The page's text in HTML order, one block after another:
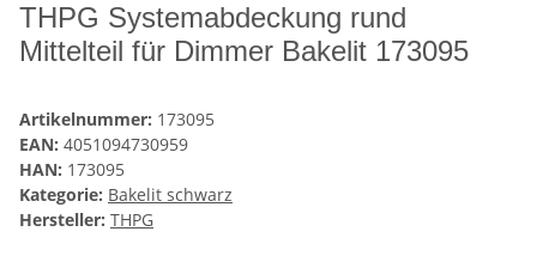
THPG Systemabdeckung rund
Mittelteil für Dimmer Bakelit 173095
Artikelnummer: 173095
EAN: 4051094730959
HAN: 173095
Kategorie: Bakelit schwarz
Hersteller: THPG